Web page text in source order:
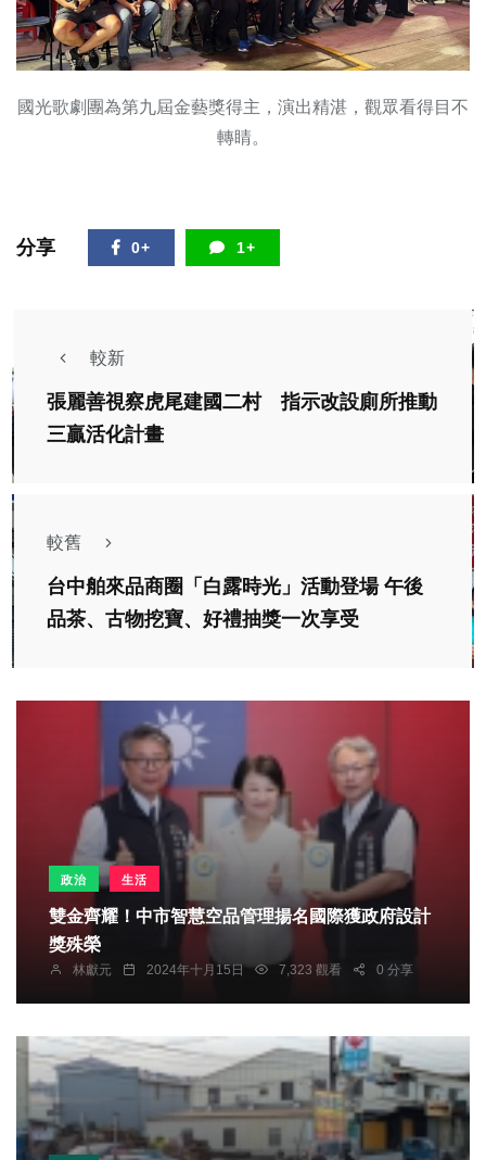
國光歌劇團為第九屆金藝獎得主，演出精湛，觀眾看得目不
轉睛。
分享 0+ 1+
較新
張麗善視察虎尾建國二村 指示改設廁所推動
三贏活化計畫
較舊
台中舶來品商圈「白露時光」活動登場 午後
品茶、古物挖寶、好禮抽獎一次享受
政治 生活
雙金齊耀！中市智慧空品管理揚名國際獲政府設計
獎殊榮
林獻元 2024年十月15日 7,323 觀看 0 分享